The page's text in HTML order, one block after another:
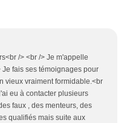
/> <br /> Je m'appelle
Je fais ses témoignages pour
vieux vraiment formidable.<br
eu à contacter plusieurs
faux , des menteurs, des
qualifiés mais suite aux